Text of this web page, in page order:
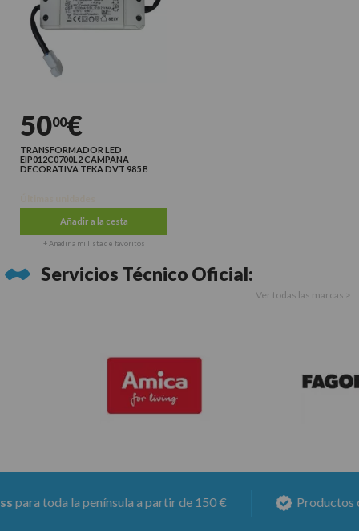
5000€
TRANSFORMADOR LED
EIP012C0700L2 CAMPANA
DECORATIVA TEKA DVT 985 B
Añadir a la cesta
+ Añadir a mi lista de favoritos
Servicios Técnico Oficial:
Ver todas las marcas >
toda la península a partir de 150 € Productos